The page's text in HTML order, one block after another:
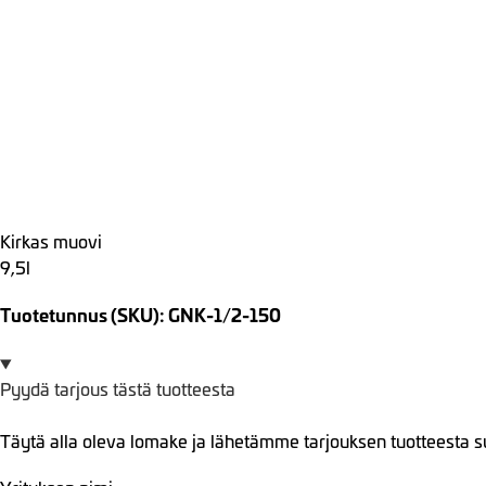
Kirkas muovi
9,5l
Tuotetunnus (SKU): GNK-1/2-150
Pyydä tarjous tästä tuotteesta
Täytä alla oleva lomake ja lähetämme tarjouksen tuotteesta